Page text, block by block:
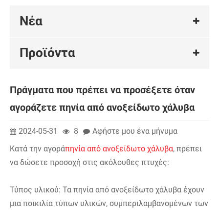
Νέα
Προϊόντα
Πράγματα που πρέπει να προσέξετε όταν
αγοράζετε πηνία από ανοξείδωτο χάλυβα
2024-05-31 8
Αφήστε μου ένα μήνυμα
Κατά την αγοράπηνία από ανοξείδωτο χάλυβα, πρέπει
να δώσετε προσοχή στις ακόλουθες πτυχές:
Τύπος υλικού: Τα πηνία από ανοξείδωτο χάλυβα έχουν
μια ποικιλία τύπων υλικών, συμπεριλαμβανομένων των